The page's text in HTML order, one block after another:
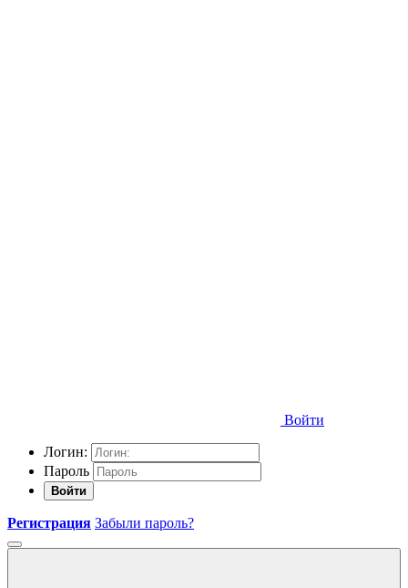
Войти
Логин:
Пароль
Войти
Регистрация Забыли пароль?